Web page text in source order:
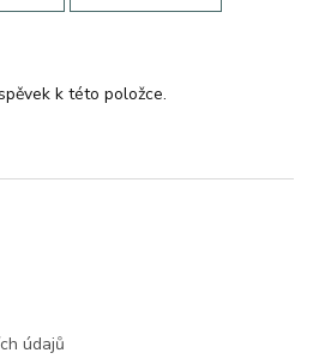
k této položce.
údajů